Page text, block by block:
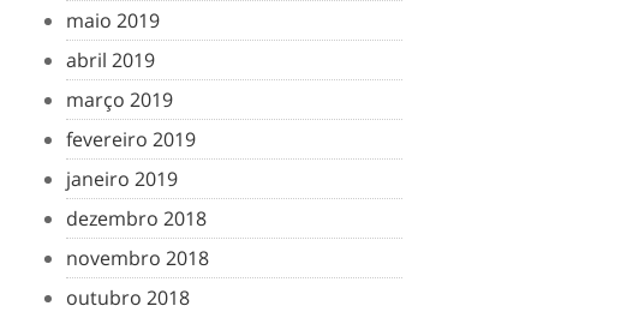
maio 2019
abril 2019
março 2019
fevereiro 2019
janeiro 2019
dezembro 2018
novembro 2018
outubro 2018